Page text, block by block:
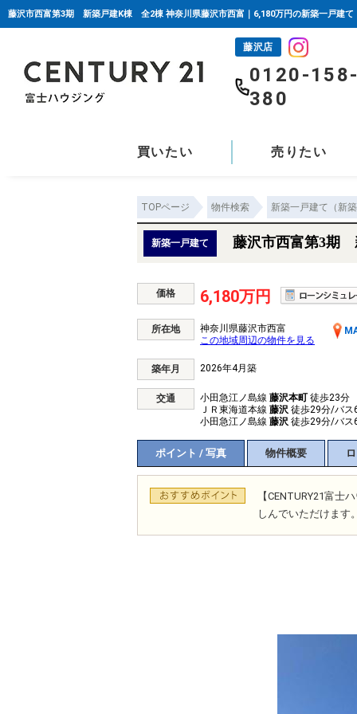
藤沢市西富第3期 新築戸建K棟 全2棟 神奈川県藤沢市西富｜6,180万円の新築一戸建て
藤沢店
0120-
380
買いたい 売りたい
TOPページ 物件検索 新築一戸建て（新
新築一戸建て 藤沢市西富第3期
価格 6,180万円
所在地 神奈川県藤沢市西富
この地域周辺の物件を見る
築年月 2026年4月築
交通 小田急江ノ島線 藤沢本町 徒歩23分
ＪＲ東海道本線 藤沢 徒歩29分/バス
小田急江ノ島線 藤沢 徒歩29分/バス
ポイント / 写真 物件概要
【CENTURY21富
しんでいただけます